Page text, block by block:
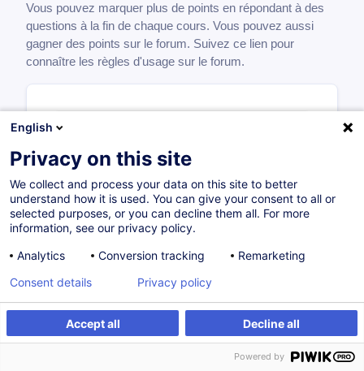
Vous pouvez marquer plus de points en répondant à des
questions à la fin de chaque cours. Vous pouvez aussi
gagner des points sur le forum. Suivez ce lien pour
connaître les règles d'usage sur le forum.
Docteur
10 000 points
Master
2 000 points
English
Privacy on this site
We collect and process your data on this site to better
understand how it is used. You can give your consent to all or
selected purposes, or you can decline them all. For more
information, see our privacy policy.
Analytics
Conversion tracking Remarketing
Accept all Decline all
Consent details Privacy policy
Powered by